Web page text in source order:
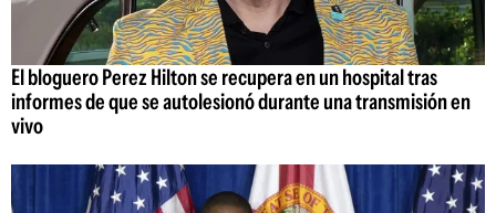
El bloguero Perez Hilton se recupera en un hospital tras
informes de que se autolesionó durante una transmisión en
vivo